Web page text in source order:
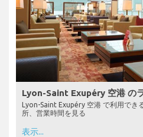
Lyon-Saint Exupéry 空港 の
Lyon-Saint Exupéry 空港 で利用でき
所、営業時間を見る
表示...